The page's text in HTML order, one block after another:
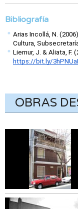
Bibliografía
Arias Incollá, N.
Cultura,
Liernur, J. & Aliata, F.
https://bit.ly/
OBRAS